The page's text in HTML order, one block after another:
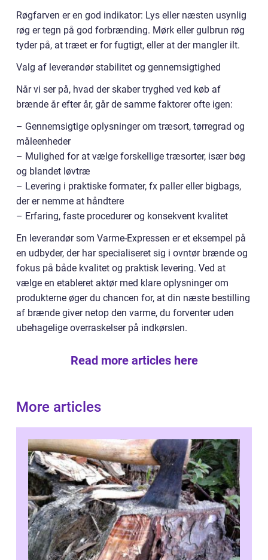
Røgfarven er en god indikator: Lys eller næsten usynlig
røg er tegn på god forbrænding. Mørk eller gulbrun røg
tyder på, at træet er for fugtigt, eller at der mangler ilt.
Valg af leverandør stabilitet og gennemsigtighed
Når vi ser på, hvad der skaber tryghed ved køb af
brænde år efter år, går de samme faktorer ofte igen:
– Gennemsigtige oplysninger om træsort, tørregrad og
måleenheder
– Mulighed for at vælge forskellige træsorter, især bøg
og blandet løvtræ
– Levering i praktiske formater, fx paller eller bigbags,
der er nemme at håndtere
– Erfaring, faste procedurer og konsekvent kvalitet
En leverandør som Varme-Expressen er et eksempel på
en udbyder, der har specialiseret sig i ovntør brænde og
fokus på både kvalitet og praktisk levering. Ved at
vælge en etableret aktør med klare oplysninger om
produkterne øger du chancen for, at din næste bestilling
af brænde giver netop den varme, du forventer uden
ubehagelige overraskelser på indkørslen.
Read more articles here
More articles